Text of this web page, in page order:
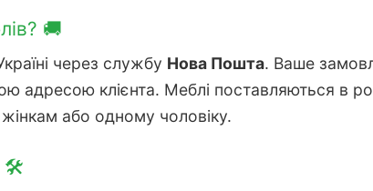
🚚
через службу Нова Пошта. Ваше
адресою клієнта. Меблі поставляються в
або одному чоловіку.
🛠️